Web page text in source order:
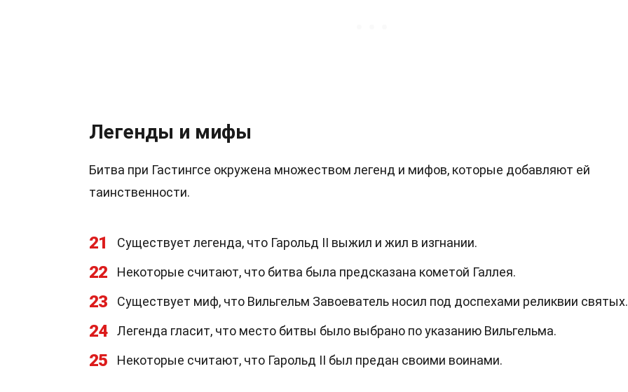
Легенды и мифы
Битва при Гастингсе окружена множеством легенд и мифов, которые добавляют ей
таинственности.
21 Существует легенда, что Гарольд II выжил и жил в изгнании.
22 Некоторые считают, что битва была предсказана кометой Галлея.
23 Существует миф, что Вильгельм Завоеватель носил под доспехами реликвии святых.
24 Легенда гласит, что место битвы было выбрано по указанию Вильгельма.
25 Некоторые считают, что Гарольд II был предан своими воинами.